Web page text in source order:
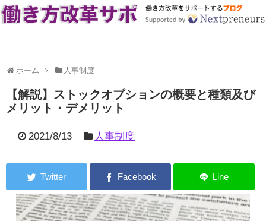
ホーム 人事制度
【解説】ストックオプションの概要と種類及び
メリット・デメリット
2021/8/13 人事制度